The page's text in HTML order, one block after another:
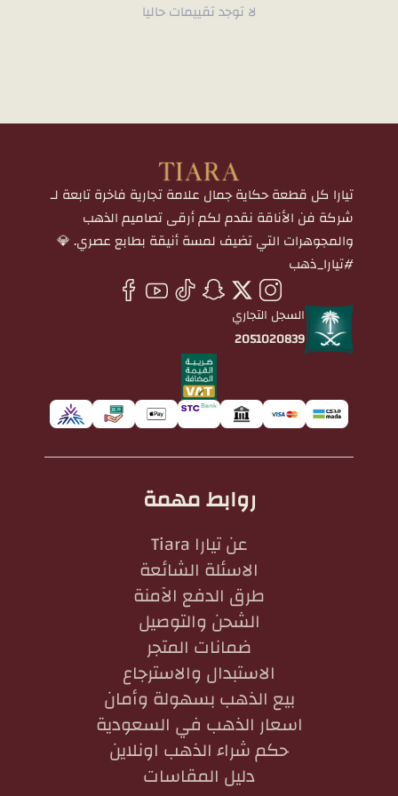
لا توجد تقييمات حاليا
تيارا كل قطعة حكاية جمال علامة تجارية فاخرة تابعة لـ
شركة فن الأناقة نقدم لكم أرقى تصاميم الذهب
والمجوهرات التي تضيف لمسة أنيقة بطابع عصري. 💎
#تيارا_ذهب
السجل التجاري
2051020839
روابط مهمة
عن تيارا Tiara
الاسئلة الشائعة
طرق الدفع الآمنة
الشحن والتوصيل
ضمانات المتجر
الاستبدال والاسترجاع
بيع الذهب بسهولة وأمان
اسعار الذهب في السعودية
حكم شراء الذهب اونلاين
دليل المقاسات